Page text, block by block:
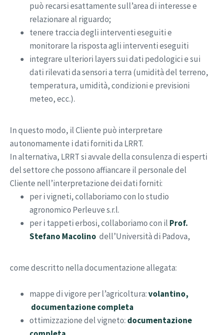
può recarsi esattamente sull’area di interesse e
relazionare al riguardo;
tenere traccia degli interventi eseguiti e
monitorare la risposta agli interventi eseguiti
integrare ulteriori layers sui dati pedologici e sui
dati rilevati da sensori a terra (umidità del terreno,
temperatura, umidità, condizioni e previsioni
meteo, ecc.).
In questo modo, il Cliente può interpretare
autonomamente i dati forniti da LRRT.
In alternativa, LRRT si avvale della consulenza di esperti
del settore che possono affiancare il personale del
Cliente nell’interpretazione dei dati forniti:
per i vigneti, collaboriamo con lo studio
agronomico Perleuve s.r.l.
per i tappeti erbosi, collaboriamo con il Prof.
Stefano Macolino dell’Università di Padova,
come descritto nella documentazione allegata:
mappe di vigore per l’agricoltura:volantino,
documentazione completa
ottimizzazione del vigneto: documentazione